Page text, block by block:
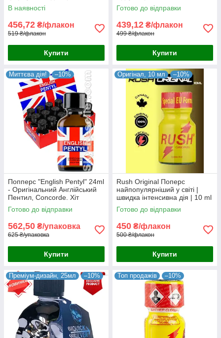
тривалість дії 10 мл
Великобританія
В наявності
456,72 ₴/флакон
519 ₴/флакон
Купити
покращує настрій. Оригінал.
Готово до відправки
439,12 ₴/флакон
499 ₴/флакон
Купити
Миттєва дія! –10%
Попперс "English Pentyl" 24ml
- Оригінальний Англійський
Пентил, Concorde. Хіт
продажів!
Готово до відправки
562,50 ₴/упаковка
625 ₴/упаковка
Купити
Оригінал, 10 мл –10%
Rush Original Поперс
найпопулярніший у світі |
швидка інтенсивна дія | 10 ml
Оригінал Франція
Готово до відправки
450 ₴/флакон
500 ₴/флакон
Купити
Преміум-дизайн, 25мл –10% Топ продажів –10%